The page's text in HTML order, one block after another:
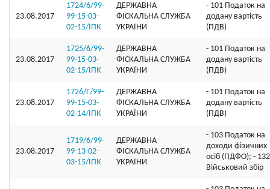
23.08.2017
1724/6/99-
99-15-03-
02-15/ІПК
ДЕРЖАВНА
ФІСКАЛЬНА СЛУЖБА
УКРАЇНИ
- 101 Податок на
додану вартість
(ПДВ)
23.08.2017
1725/6/99-
99-15-03-
02-15/ІПК
ДЕРЖАВНА
ФІСКАЛЬНА СЛУЖБА
УКРАЇНИ
- 101 Податок на
додану вартість
(ПДВ)
23.08.2017
1726/Г/99-
99-15-03-
02-14/ІПК
ДЕРЖАВНА
ФІСКАЛЬНА СЛУЖБА
УКРАЇНИ
- 101 Податок на
додану вартість
(ПДВ)
23.08.2017
1719/6/99-
99-13-02-
03-15/ІПК
ДЕРЖАВНА
ФІСКАЛЬНА СЛУЖБА
УКРАЇНИ
- 103 Податок на
доходи фізичних
осіб (ПДФО); - 132
Військовий збір